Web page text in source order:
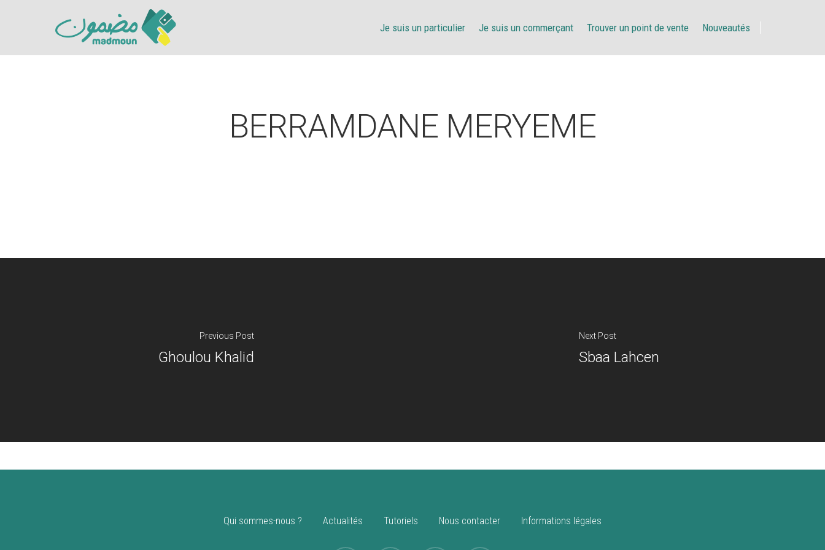
Je suis un particulier Je suis un commerçant Trouver un point de vente Nouveautés
BERRAMDANE MERYEME
Previous Post
Ghoulou Khalid
Next Post
Sbaa Lahcen
Qui sommes-nous ? Actualités Tutoriels Nous contacter Informations légales